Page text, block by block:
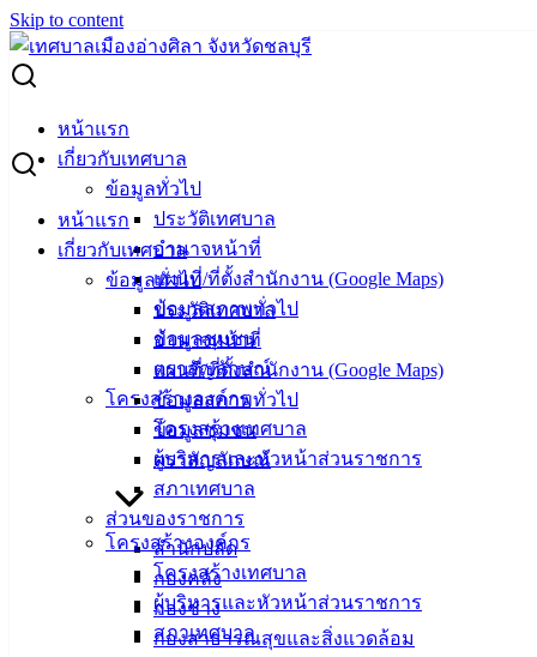
Skip to content
หน้าแรก
เกี่ยวกับเทศบาล
ข้อมูลทั่วไป
ประวัติเทศบาล
อำนาจหน้าที่
แผนที่/ที่ตั้งสำนักงาน (Google Maps)
ข้อมูลสภาพทั่วไป
ข้อมูลชุมชน
ตราสัญลักษณ์
โครงสร้างองค์กร
โครงสร้างเทศบาล
ผู้บริหารและหัวหน้าส่วนราชการ
สภาเทศบาล
ส่วนของราชการ
สำนักปลัด
กองคลัง
กองช่าง
กองสาธารณสุขและสิ่งแวดล้อม
หน้าแรก
เกี่ยวกับเทศบาล
ข้อมูลทั่วไป
ประวัติเทศบาล
อำนาจหน้าที่
แผนที่/ที่ตั้งสำนักงาน (Google Maps)
ข้อมูลสภาพทั่วไป
ข้อมูลชุมชน
ตราสัญลักษณ์
โครงสร้างองค์กร
โครงสร้างเทศบาล
ผู้บริหารและหัวหน้าส่วนราชการ
สภาเทศบาล
Search for:
ข้อมูลชุมชน
ข้อมูลชุมชน
*อยู่ระหว่างการปรับปรุง
ชื่อชุมชน ชื่อผู้นำชุมชน (และอาจมีภาพผู้นำชุมชน
ประกอบด้วย)
ข้อมูลพื้นฐาน หรือข้อมูลที่เกี่ยวข้อง (ถ้ามี)